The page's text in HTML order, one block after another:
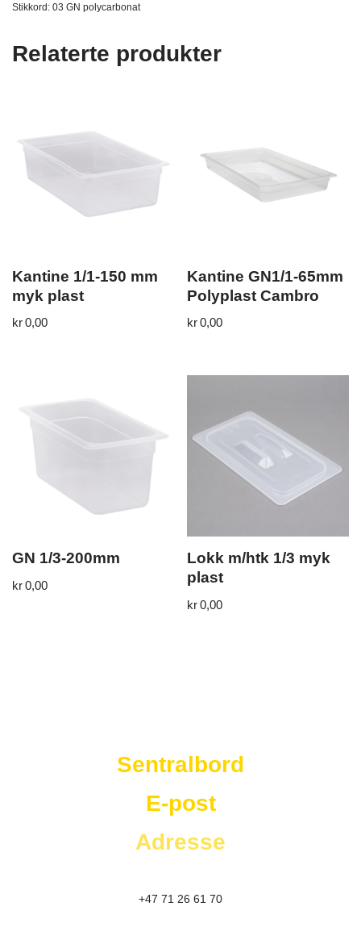
Stikkord: 03 GN polycarbonat
Relaterte produkter
Kantine 1/1-150 mm
myk plast
kr0,00
Kantine GN1/1-65mm
Polyplast Cambro
kr0,00
GN 1/3-200mm
kr0,00
Lokk m/htk 1/3 myk
plast
kr0,00
Sentralbord
E-post
Adresse
+47 71 26 61 70